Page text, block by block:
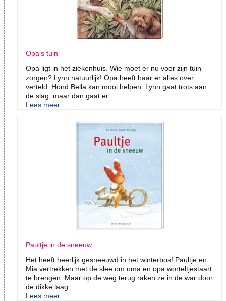
Opa's tuin
Opa ligt in het ziekenhuis. Wie moet er nu voor zijn tuin
zorgen? Lynn natuurlijk! Opa heeft haar er alles over
verteld. Hond Bella kan mooi helpen. Lynn gaat trots aan
de slag, maar dan gaat er...
Lees meer...
Paultje in de sneeuw
Het heeft heerlijk gesneeuwd in het winterbos! Paultje en
Mia vertrekken met de slee om oma en opa worteltjestaart
te brengen. Maar op de weg terug raken ze in de war door
de dikke laag...
Lees meer...